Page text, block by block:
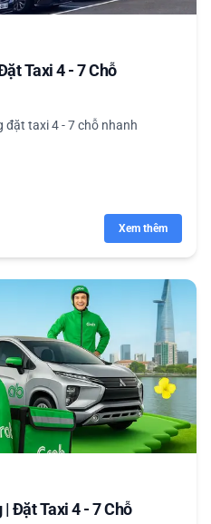
Taxi 4 - 7 Chỗ
đặt taxi 4 - 7 chỗ nhanh
Xem thêm
| Đặt Taxi 4 - 7 Chỗ